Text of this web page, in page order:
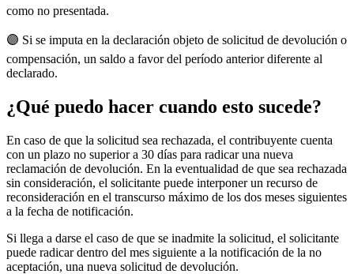
como no presentada.
🟣 Si se imputa en la declaración objeto de solicitud de devolución o
compensación, un saldo a favor del período anterior diferente al
declarado.
¿Qué puedo hacer cuando esto sucede?
En caso de que la solicitud sea rechazada, el contribuyente cuenta
con un plazo no superior a 30 días para radicar una nueva
reclamación de devolución. En la eventualidad de que sea rechazada
sin consideración, el solicitante puede interponer un recurso de
reconsideración en el transcurso máximo de los dos meses siguientes
a la fecha de notificación.
Si llega a darse el caso de que se inadmite la solicitud, el solicitante
puede radicar dentro del mes siguiente a la notificación de la no
aceptación, una nueva solicitud de devolución.